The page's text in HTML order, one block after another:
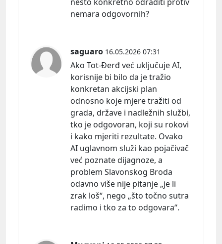
nemara odgovornih?
saguaro 16.05.2026 07:31
Ako Tot-Đerđ već uključuje AI,
korisnije bi bilo da je tražio
konkretan akcijski plan
odnosno koje mjere tražiti od
grada, države i nadležnih službi,
tko je odgovoran, koji su rokovi
i kako mjeriti rezultate. Ovako
AI uglavnom služi kao pojačivač
već poznate dijagnoze, a
problem Slavonskog Broda
odavno više nije pitanje „je li
zrak loš“, nego „što točno sutra
radimo i tko za to odgovara“.